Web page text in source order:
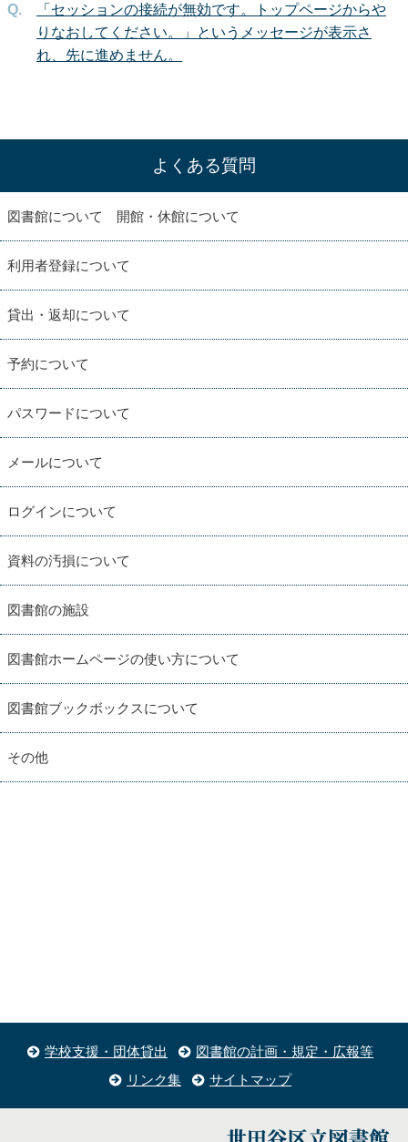
「セッションの接続が無効です。トップページからや
りなおしてください。」というメッセージが表示さ
れ、先に進めません。
よくある質問
図書館について 開館・休館について
利用者登録について
貸出・返却について
予約について
パスワードについて
メールについて
ログインについて
資料の汚損について
図書館の施設
図書館ホームページの使い方について
図書館ブックボックスについて
その他
学校支援・団体貸出
図書館の計画・規定・広報等
リンク集
サイトマップ